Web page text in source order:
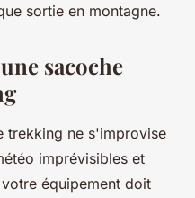
sortie en montagne.
sacoche
trekking ne s'improvise
imprévisibles et
équipement doit